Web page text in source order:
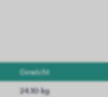
Gewicht
24.10 kg